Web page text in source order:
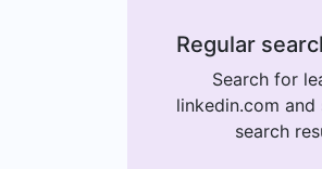
Regular
Search for
linkedin.com and
search